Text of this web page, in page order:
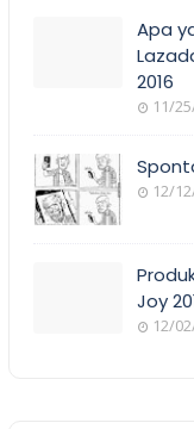
Apa
2016
11/
12/
Joy
12/